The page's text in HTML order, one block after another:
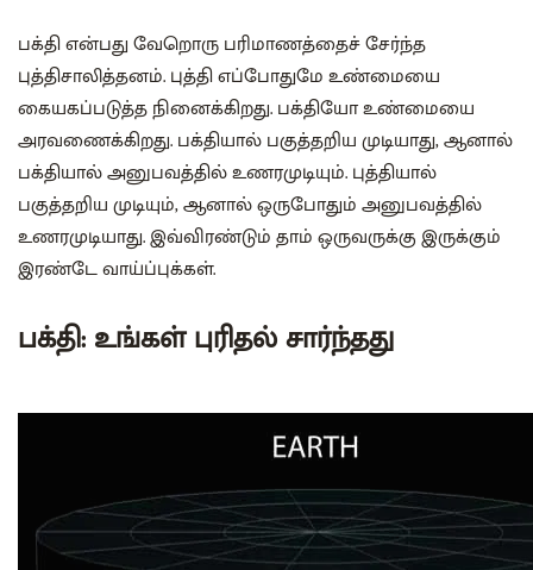
பக்தி என்பது வேறொரு பரிமாணத்தைச் சேர்ந்த
புத்திசாலித்தனம். புத்தி எப்போதுமே உண்மையை
கையகப்படுத்த நினைக்கிறது. பக்தியோ உண்மையை
அரவணைக்கிறது. பக்தியால் பகுத்தறிய முடியாது, ஆனால்
பக்தியால் அனுபவத்தில் உணரமுடியும். புத்தியால்
பகுத்தறிய முடியும், ஆனால் ஒருபோதும் அனுபவத்தில்
உணரமுடியாது. இவ்விரண்டும் தாம் ஒருவருக்கு இருக்கும்
இரண்டே வாய்ப்புக்கள்.
பக்தி: உங்கள் புரிதல் சார்ந்தது